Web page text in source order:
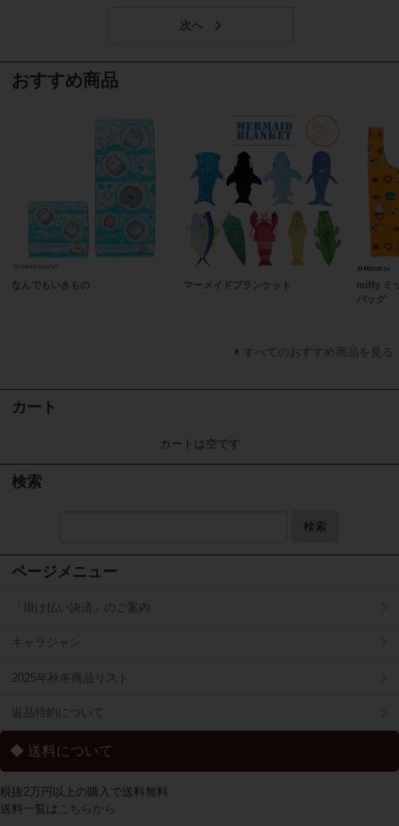
おすすめ商品
なんでもいきもの マーメイドブランケット
miffy ミ
バッグ
すべてのおすすめ商品を見る
カート
カートは空です
検索
検索
ページメニュー
「掛け払い決済」のご案内
キャラジャン
2025年秋冬商品リスト
返品特約について
◆ 送料について
税抜2万円以上の購入で送料無料
送料一覧は こちらから